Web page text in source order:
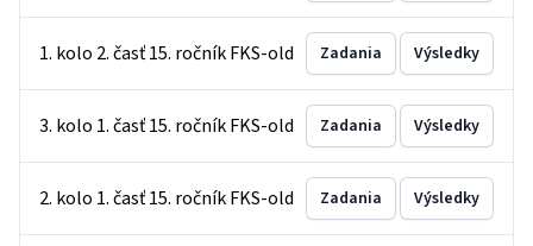
1. kolo 2. časť 15. ročník FKS-old Zadania Výsledky
3. kolo 1. časť 15. ročník FKS-old Zadania Výsledky
2. kolo 1. časť 15. ročník FKS-old Zadania Výsledky